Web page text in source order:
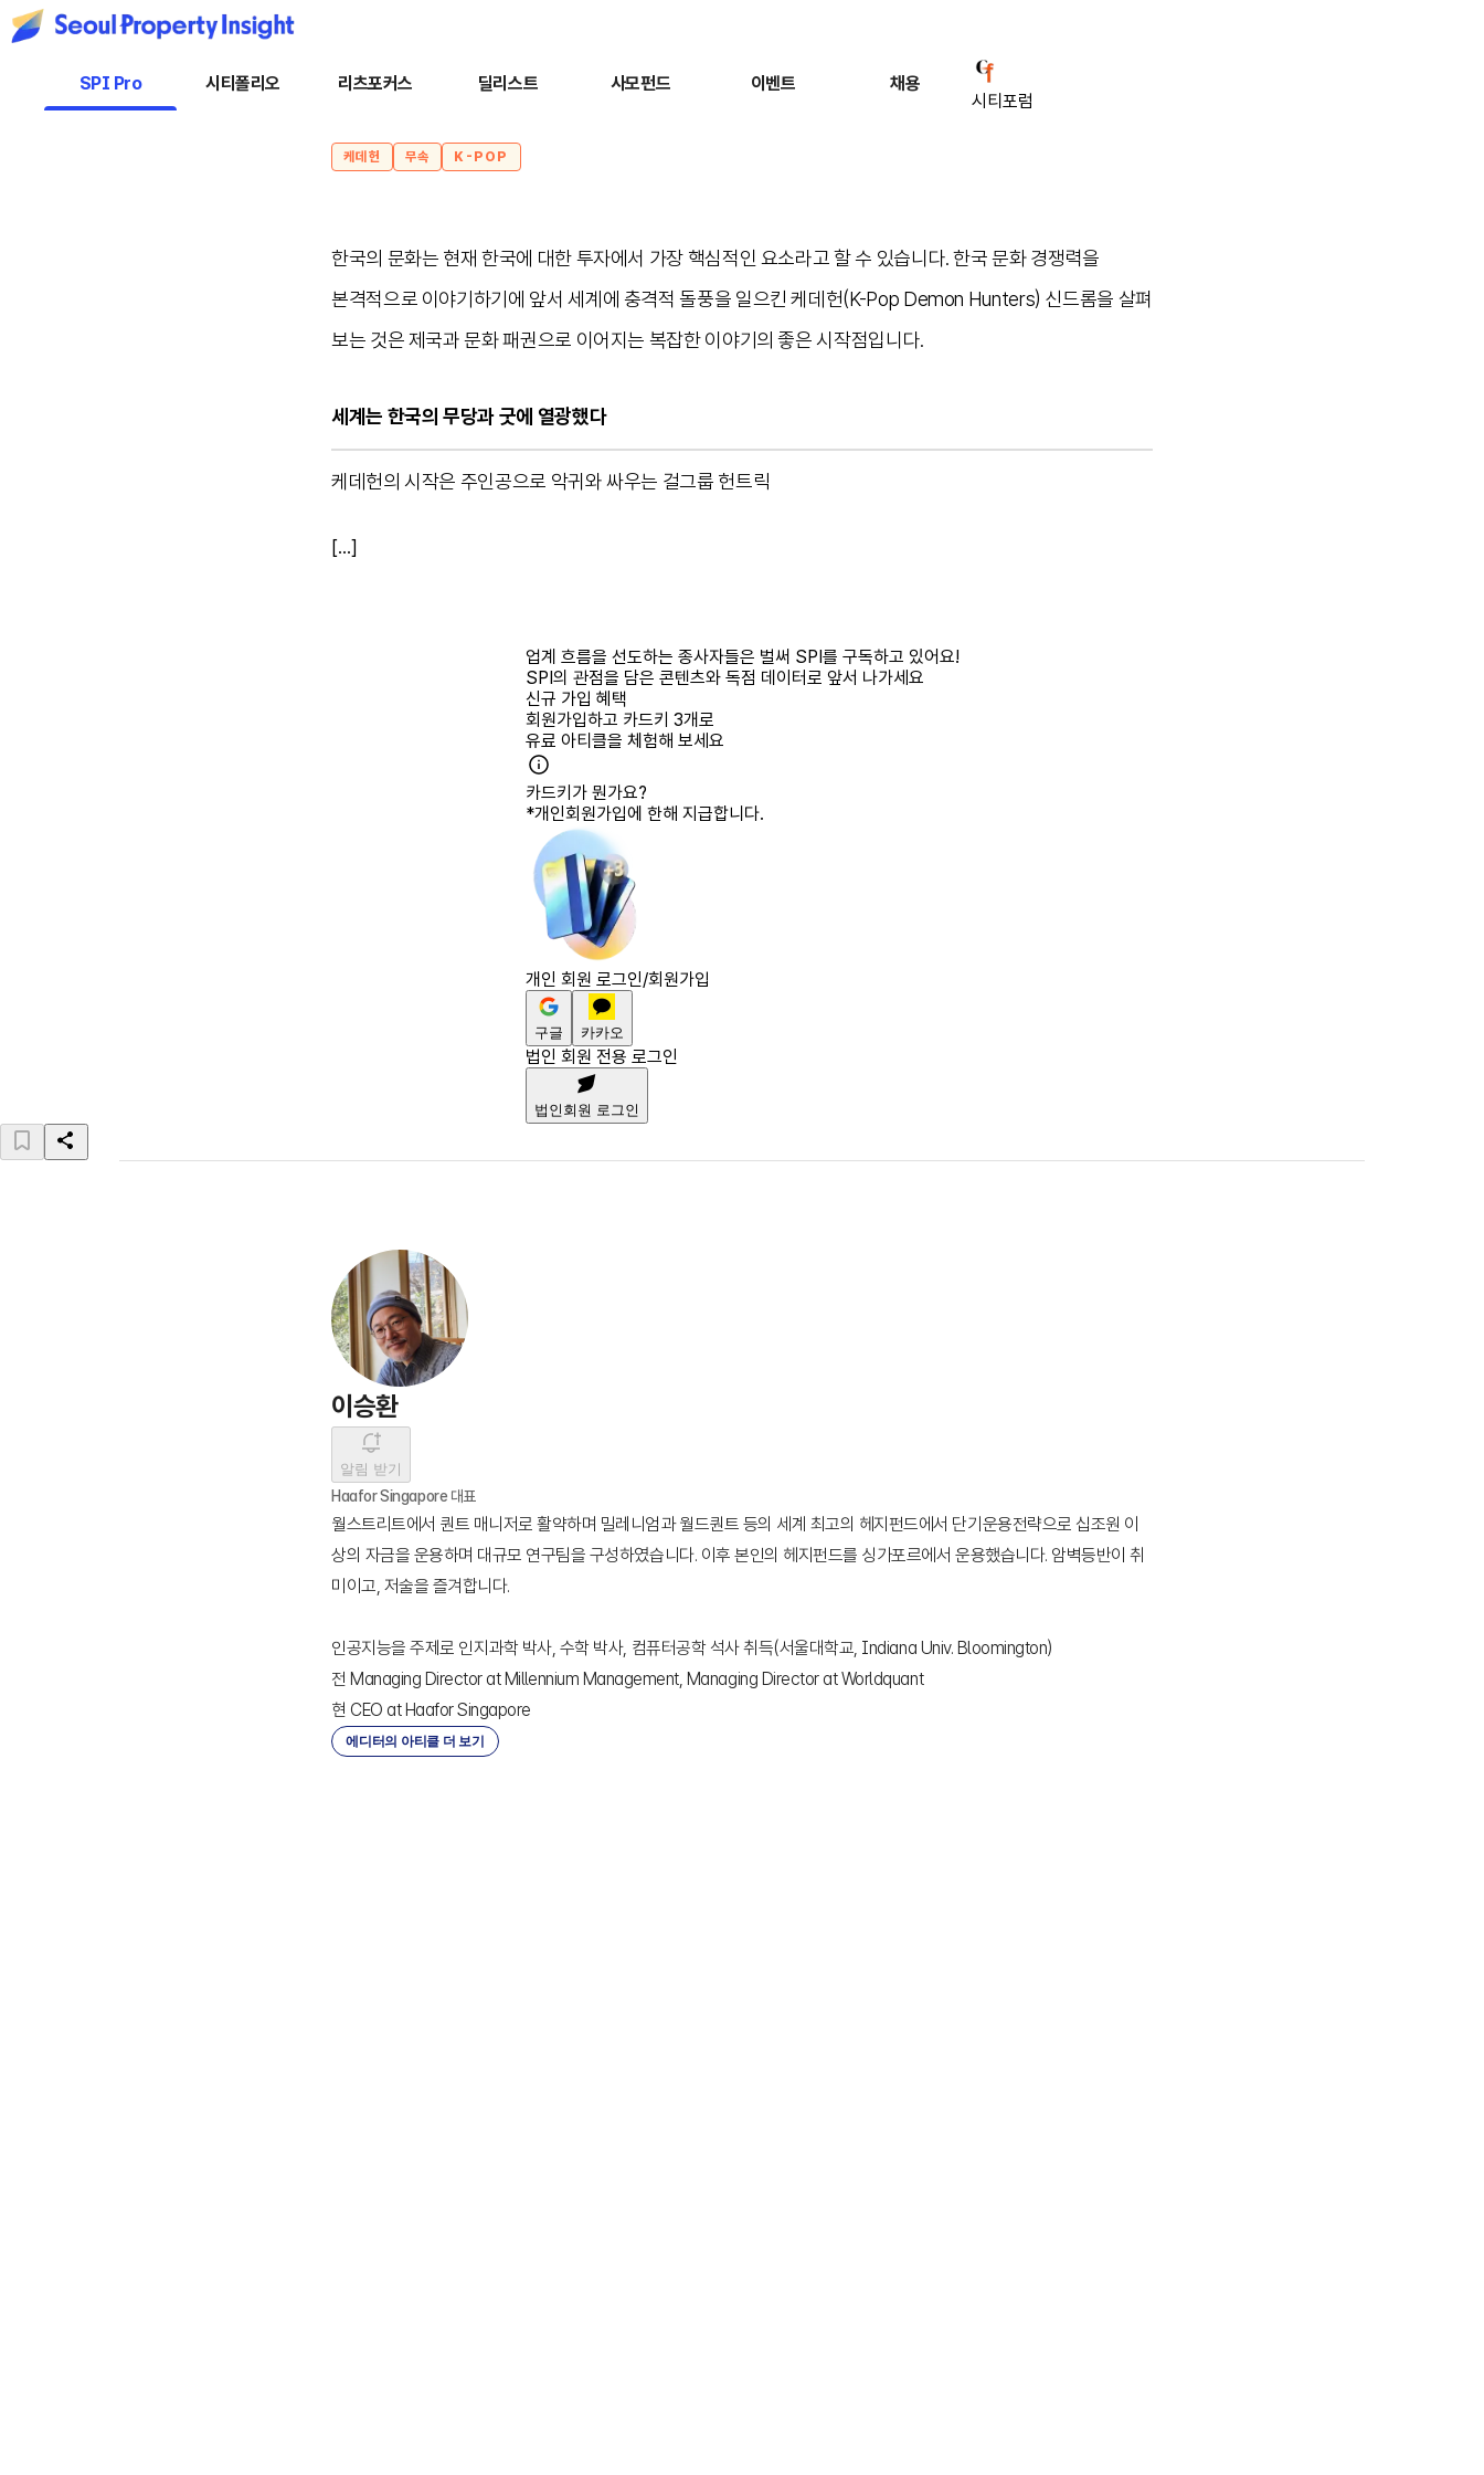
SPI Pro 시티폴리오 리츠포커스 딜리스트 사모펀드 이벤트
채용
시티포럼
케데헌 무속 K-POP
한국의 문화는 현재 한국에 대한 투자에서 가장 핵심적인 요소라고 할 수 있습니다. 한국 문화 경쟁력을
본격적으로 이야기하기에 앞서 세계에 충격적 돌풍을 일으킨 케데헌(K-Pop Demon Hunters) 신드롬을 살펴
보는 것은 제국과 문화 패권으로 이어지는 복잡한 이야기의 좋은 시작점입니다.
세계는 한국의 무당과 굿에 열광했다
케데헌의 시작은 주인공으로 악귀와 싸우는 걸그룹 헌트릭
[...]
업계 흐름을 선도하는 종사자들은 벌써 SPI를 구독하고 있어요!
SPI의 관점을 담은 콘텐츠와 독점 데이터로 앞서 나가세요
신규 가입 혜택
회원가입하고 카드키 3개로
유료 아티클을 체험해 보세요
카드키가 뭔가요?
*개인회원가입에 한해 지급합니다.
개인 회원 로그인/회원가입
구글 카카오
법인 회원 전용 로그인
법인회원 로그인
이승환
알림 받기
Haafor Singapore 대표
월스트리트에서 퀀트 매니저로 활약하며 밀레니엄과 월드퀀트 등의 세계 최고의 헤지펀드에서 단기운용전략으로 십조원 이
상의 자금을 운용하며 대규모 연구팀을 구성하였습니다. 이후 본인의 헤지펀드를 싱가포르에서 운용했습니다. 암벽등반이 취
미이고, 저술을 즐겨합니다.
인공지능을 주제로 인지과학 박사, 수학 박사, 컴퓨터공학 석사 취득(서울대학교, Indiana Univ. Bloomington)
전 Managing Director at Millennium Management, Managing Director at Worldquant
현 CEO at Haafor Singapore
에디터의 아티클 더 보기